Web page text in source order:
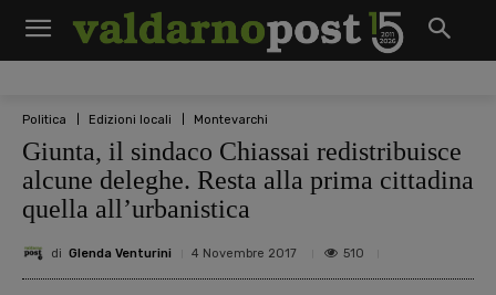
Politica Edizioni locali Montevarchi
Giunta, il sindaco Chiassai redistribuisce
alcune deleghe. Resta alla prima cittadina
quella all’urbanistica
di Glenda Venturini 4 Novembre 2017 510